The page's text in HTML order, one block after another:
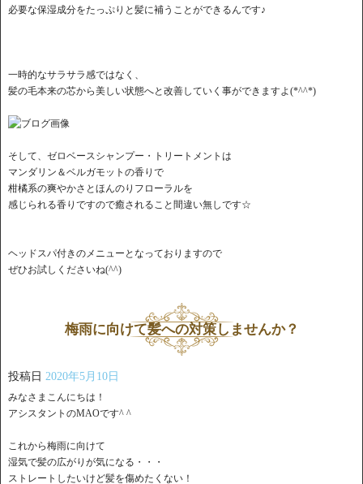
必要な保湿成分をたっぷりと髪に補うことができるんです♪
一時的なサラサラ感ではなく、
髪の毛本来の芯から美しい状態へと改善していく事ができますよ(*^^*)
そして、ゼロベースシャンプー・トリートメントは
マンダリン＆ベルガモットの香りで
柑橘系の爽やかさとほんのりフローラルを
感じられる香りですので癒されること間違い無しです☆
ヘッドスパ付きのメニューとなっておりますので
ぜひお試しくださいね(^^)
梅雨に向けて髪への対策しませんか？
投稿日 2020年5月10日
みなさまこんにちは！
アシスタントのMAOです^ ^
これから梅雨に向けて
湿気で髪の広がりが気になる・・・
ストレートしたいけど髪を傷めたくない！